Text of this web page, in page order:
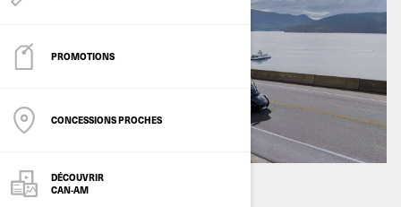
PROMOTIONS
CONCESSIONS PROCHES
DÉCOUVRIR
CAN-AM